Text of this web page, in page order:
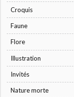
Croquis
Faune
Flore
Illustration
Invités
Nature morte